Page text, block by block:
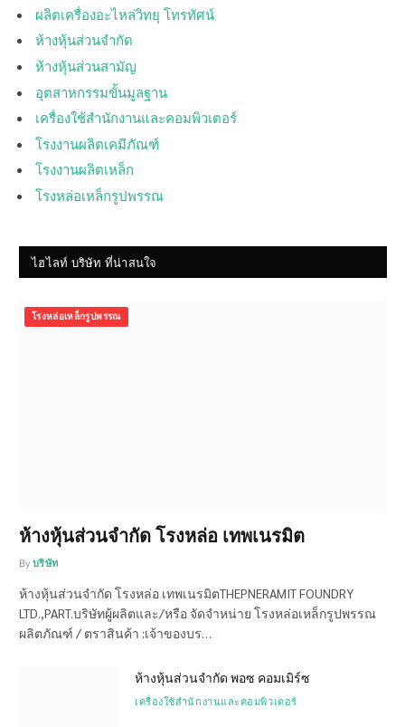
ผลิตเครื่องอะไหล่วิทยุ โทรทัศน์
ห้างหุ้นส่วนจำกัด
ห้างหุ้นส่วนสามัญ
อุตสาหกรรมขั้นมูลฐาน
เครื่องใช้สำนักงานและคอมพิวเตอร์
โรงงานผลิตเคมีภัณฑ์
โรงงานผลิตเหล็ก
โรงหล่อเหล็กรูปพรรณ
ไฮไลท์ บริษัท ที่น่าสนใจ
โรงหล่อเหล็กรูปพรรณ
ห้างหุ้นส่วนจำกัด โรงหล่อ เทพเนรมิต
By บริษัท
ห้างหุ้นส่วนจำกัด โรงหล่อ เทพเนรมิตTHEPNERAMIT FOUNDRY
LTD.,PART.บริษัทผู้ผลิตและ/หรือ จัดจำหน่าย โรงหล่อเหล็กรูปพรรณ
ผลิตภัณฑ์ / ตราสินค้า :เจ้าของบร…
ห้างหุ้นส่วนจำกัด พอซ คอมเมิร์ซ
เครื่องใช้สำนักงานและคอมพิวเตอร์